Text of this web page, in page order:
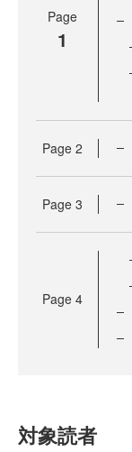
Page
1
Page 2
Page 3
Page 4
対象読者